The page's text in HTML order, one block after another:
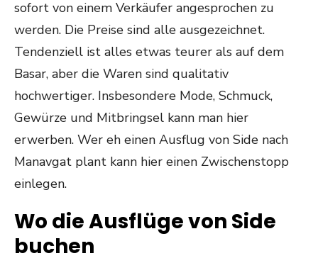
sofort von einem Verkäufer angesprochen zu
werden. Die Preise sind alle ausgezeichnet.
Tendenziell ist alles etwas teurer als auf dem
Basar, aber die Waren sind qualitativ
hochwertiger. Insbesondere Mode, Schmuck,
Gewürze und Mitbringsel kann man hier
erwerben. Wer eh einen Ausflug von Side nach
Manavgat plant kann hier einen Zwischenstopp
einlegen.
Wo die Ausflüge von Side
buchen